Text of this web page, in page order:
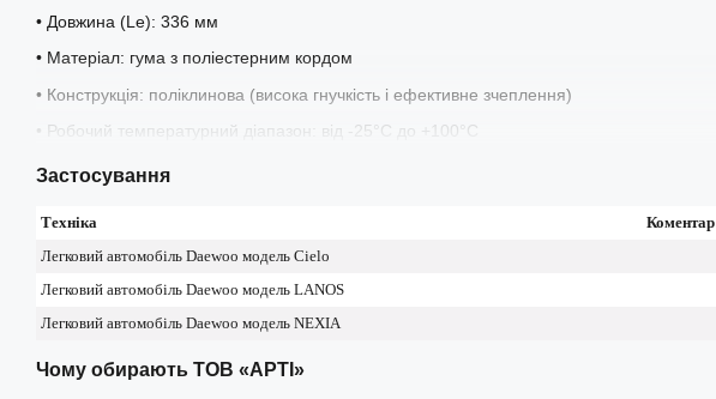
• Довжина (Le): 336 мм
• Матеріал: гума з поліестерним кордом
• Конструкція: поліклинова (висока гнучкість і ефективне зчеплення)
• Робочий температурний діапазон: від -25°C до +100°C
• Антистатичні властивості
обладнанні з аналогічними параметрами.
Переваги ременів PIX
Застосування
Техніка
Коментар
Легковий автомобіль Daewoo модель Cielo
Легковий автомобіль Daewoo модель LANOS
Легковий автомобіль Daewoo модель NEXIA
Чому обирають ТОВ «АРТІ»